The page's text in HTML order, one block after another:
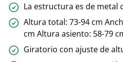
La estructura es de metal
Altura total: 73-94 cm
cm Altura asiento: 58-79
Giratorio con ajuste de